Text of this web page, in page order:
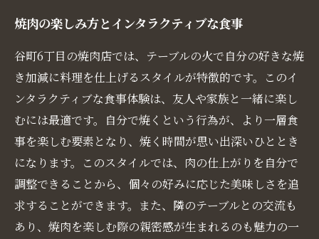
焼肉の楽しみ方とインタラクティブな食事
谷町6丁目の焼肉店では、テーブルの火で自分の好きな焼
き加減に料理を仕上げるスタイルが特徴的です。このイ
ンタラクティブな食事体験は、友人や家族と一緒に楽し
むには最適です。自分で焼くという行為が、より一層食
事を楽しむ要素となり、焼く時間が思い出深いひととき
になります。このスタイルでは、肉の仕上がりを自分で
調整できることから、個々の好みに応じた美味しさを追
求することができます。また、隣のテーブルとの交流も
あり、焼肉を楽しむ際の親密感が生まれるのも魅力の一